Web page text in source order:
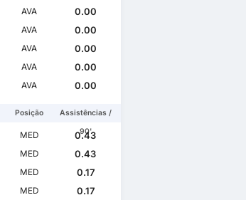
AVA
0.00
AVA
0.00
AVA
0.00
AVA
0.00
AVA 0.00
Posição
Assistências /
90'
MED
0.43
MED
0.43
MED
0.17
MED
0.17